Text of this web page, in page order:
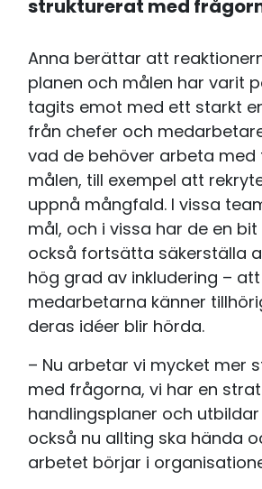
strukturerat med
Anna berättar att
planen och målen har varit
tagits emot med ett starkt
från chefer och
vad de behöver arbeta
målen, till exempel att
uppnå mångfald. I vissa
mål, och i vissa har de en
också fortsätta säkerställa
hög grad av inkludering – att
medarbetarna känner
deras idéer blir hörda.
– Nu arbetar vi mycket mer
med frågorna, vi har en
handlingsplaner och
också nu allting ska hända
arbetet börjar i